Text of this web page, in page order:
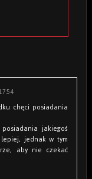
chęci posiadania
jakiegoś
jednak w tym
aby nie czekać